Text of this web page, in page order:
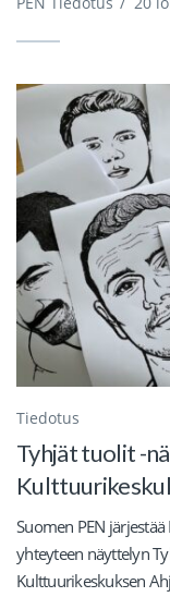
Tiedotus
Tyhjät tuolit -
Suomen PEN
yhteyteen näyttelyn
Kulttuurikeskuksen